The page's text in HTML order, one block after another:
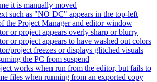
it is manually moved
such as "NO DC" appears in the top-left
the Project Manager and editor window
or project appears overly sharp or blurry
or project appears to have washed out colors
project freezes or displays glitched visuals
the PC from suspend
works when run from the editor, but fails to
files when running from an exported copy